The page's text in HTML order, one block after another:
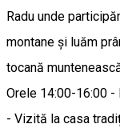
Radu unde
montane și luăm
tocană
Orele 14:00-16:00 -
- Vizită la casa